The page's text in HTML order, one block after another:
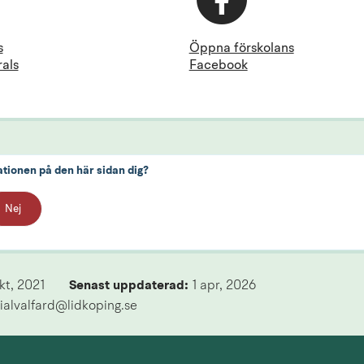
Öppna förskolans
Facebook
på den här sidan dig?
Nej
2021 Senast uppdaterad:
1 apr, 2026